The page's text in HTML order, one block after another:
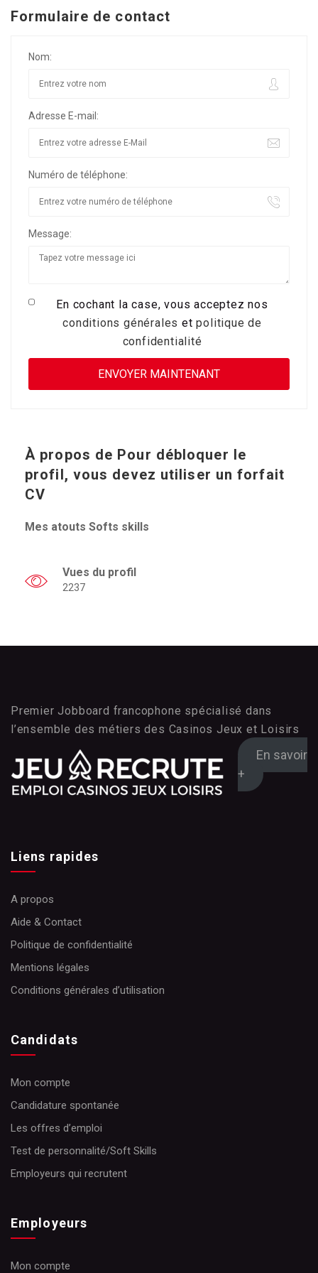
Formulaire de contact
Nom:
Adresse E-mail:
Numéro de téléphone:
Message:
En cochant la case, vous acceptez nos
conditions générales etpolitique de
confidentialité
À propos de Pour débloquer le
profil, vous devez utiliser un forfait
CV
Mes atouts Softs skills
Vues du profil
2237
Premier Jobboard francophone spécialisé dans
l’ensemble des métiers des Casinos Jeux et Loisirs
En savoir
+
Liens rapides
A propos
Aide & Contact
Politique de confidentialité
Mentions légales
Conditions générales d’utilisation
Candidats
Mon compte
Candidature spontanée
Les offres d’emploi
Test de personnalité/Soft Skills
Employeurs qui recrutent
Employeurs
Mon compte